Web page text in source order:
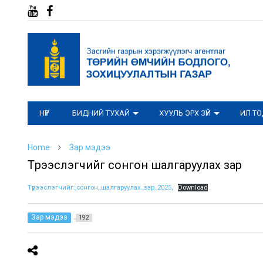
НҮҮР БИДНИЙ ТУХАЙ ХУУЛЬ ЭРХ ЗҮЙ ИЛ
Home Зар мэдээ
Түрээслэгчийг сонгон шалгаруулах зар
Түрээслэгчийг_сонгон_шалгаруулах_зар_2025, Download
Зар мэдээ 192